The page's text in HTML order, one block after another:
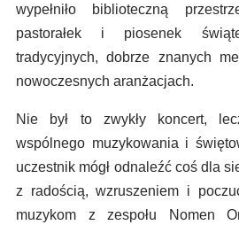
wypełniło biblioteczną
pastorałek i piosenek
tradycyjnych, dobrze znanych
nowoczesnych aranżacjach.
Nie był to zwykły koncert,
wspólnego muzykowania i
uczestnik mógł odnaleźć coś dla
z radością, wzruszeniem i
muzykom z zespołu Nomen